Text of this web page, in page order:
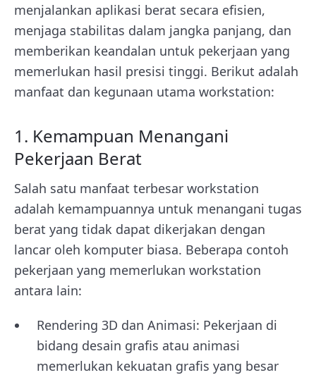
menjalankan aplikasi berat secara efisien,
menjaga stabilitas dalam jangka panjang, dan
memberikan keandalan untuk pekerjaan yang
memerlukan hasil presisi tinggi. Berikut adalah
manfaat dan kegunaan utama workstation:
1. Kemampuan Menangani
Pekerjaan Berat
Salah satu manfaat terbesar workstation
adalah kemampuannya untuk menangani tugas
berat yang tidak dapat dikerjakan dengan
lancar oleh komputer biasa. Beberapa contoh
pekerjaan yang memerlukan workstation
antara lain:
Rendering 3D dan Animasi: Pekerjaan di
bidang desain grafis atau animasi
memerlukan kekuatan grafis yang besar